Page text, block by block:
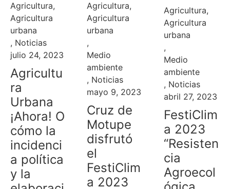
Agricultura,
Agricultura
urbana
, Noticias
julio 24, 2023
Agricultu
ra
Urbana
¡Ahora! O
cómo la
incidenci
a política
y la
Agricultura,
Agricultura
urbana
,
Medio
ambiente
, Noticias
mayo 9, 2023
Cruz de
Motupe
disfrutó
el
FestiClim
a 2023
Agricultura,
Agricultura
urbana
,
Medio
ambiente
, Noticias
abril 27, 2023
FestiClim
a 2023
“Resisten
cia
Agroecol